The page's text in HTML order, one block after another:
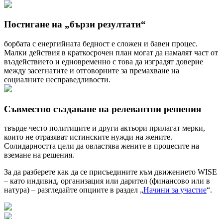
Постигане на „бързи резултати“
борбата с енергийната бедност е сложен и бавен процес.
Малки действия в краткосрочен план могат да намалят част от
въздействието и едновременно с това да изградят доверие
между засегнатите и отговорните за премахване на
социалните несправедливости.
Съвместно създаване на релевантни решения
твърде често политиците и други актьори прилагат мерки,
които не отразяват истинските нужди на жените.
Солидарността цели да овластява жените в процесите на
вземане на решения.
За да разберете как да се присъедините към движението WISE
– като индивид, организация или дарител (финансово или в
натура) – разгледайте опциите в раздел „Начини за участие“.